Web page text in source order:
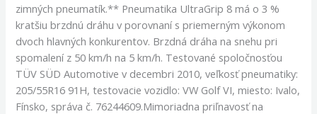
zimných pneumatík.** Pneumatika UltraGrip 8 má o 3 %
kratšiu brzdnú dráhu v porovnaní s priemerným výkonom
dvoch hlavných konkurentov. Brzdná dráha na snehu pri
spomalení z 50 km/h na 5 km/h. Testované spoločnosťou
TÜV SÜD Automotive v decembri 2010, veľkosť pneumatiky:
205/55R16 91H, testovacie vozidlo: VW Golf VI, miesto: Ivalo,
Fínsko, správa č. 76244609.Mimoriadna priľnavosť na